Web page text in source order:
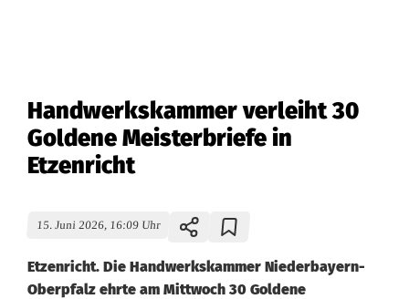
Handwerkskammer verleiht 30
Goldene Meisterbriefe in
Etzenricht
15. Juni 2026, 16:09 Uhr
Etzenricht. Die Handwerkskammer Niederbayern-
Oberpfalz ehrte am Mittwoch 30 Goldene